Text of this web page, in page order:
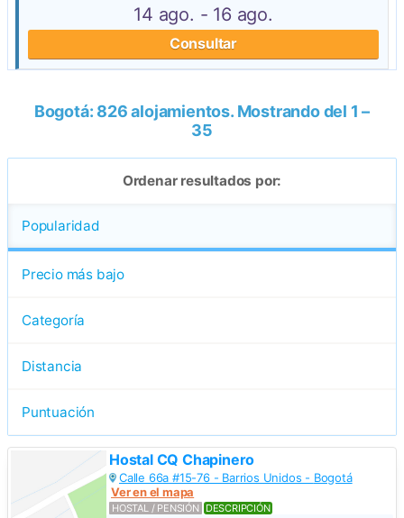
14 ago. - 16 ago.
Consultar
Bogotá: 826 alojamientos. Mostrando del 1 –
35
Ordenar resultados por:
Popularidad
Precio más bajo
Categoría
Distancia
Puntuación
Hostal CQ Chapinero
Calle 66a #15-76 - Barrios Unidos - Bogotá
Ver en el mapa
HOSTAL / PENSIÓN DESCRIPCIÓN